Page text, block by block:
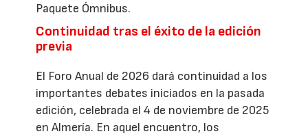
Paquete Ómnibus.
Continuidad tras el éxito de la edición
previa
El Foro Anual de 2026 dará continuidad a los
importantes debates iniciados en la pasada
edición, celebrada el 4 de noviembre de 2025
en Almería. En aquel encuentro, los